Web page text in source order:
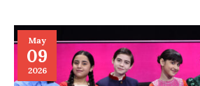
May
09
2026